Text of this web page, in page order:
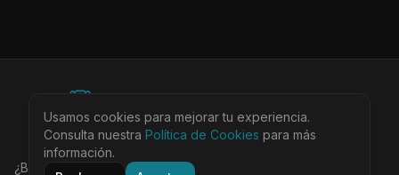
©
Ciudades LocalesAgenda TiendaMás
Aviso LegalPrivacidad CookiesTérminos
¿Buscas la guía completa de Barcelona?
Usamos cookies para mejorar tu experiencia.
Consulta nuestra Política de Cookies para más
información.